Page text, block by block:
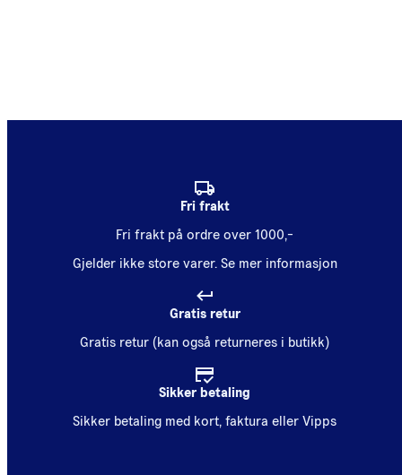
Fri frakt
Fri frakt på ordre over 1000,-
Gjelder ikke store varer. Se mer informasjon
Gratis retur
Gratis retur (kan også returneres i butikk)
Sikker betaling
Sikker betaling med kort, faktura eller Vipps